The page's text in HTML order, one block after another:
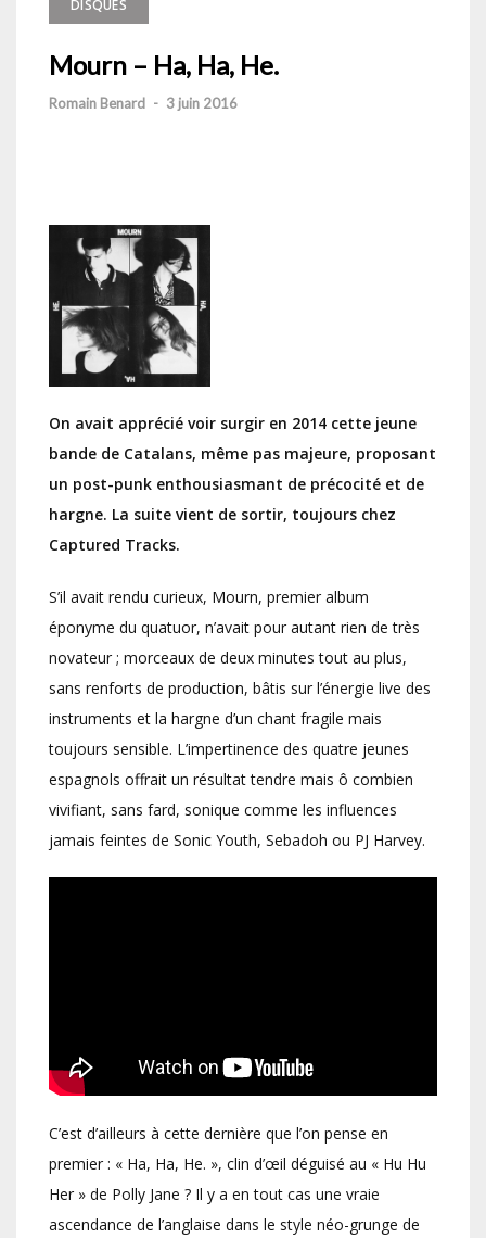
DISQUES
Mourn – Ha, Ha, He.
Romain Benard - 3 juin 2016
On avait apprécié voir surgir en 2014 cette jeune
bande de Catalans, même pas majeure, proposant
un post-punk enthousiasmant de précocité et de
hargne. La suite vient de sortir, toujours chez
Captured Tracks.
S’il avait rendu curieux, Mourn, premier album
éponyme du quatuor, n’avait pour autant rien de très
novateur ; morceaux de deux minutes tout au plus,
sans renforts de production, bâtis sur l’énergie live des
instruments et la hargne d’un chant fragile mais
toujours sensible. L’impertinence des quatre jeunes
espagnols offrait un résultat tendre mais ô combien
vivifiant, sans fard, sonique comme les influences
jamais feintes de Sonic Youth, Sebadoh ou PJ Harvey.
C’est d’ailleurs à cette dernière que l’on pense en
premier : « Ha, Ha, He. », clin d’œil déguisé au « Hu Hu
Her » de Polly Jane ? Il y a en tout cas une vraie
ascendance de l’anglaise dans le style néo-grunge de